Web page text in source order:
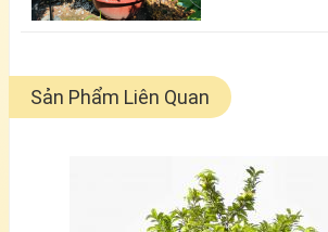
Sản Phẩm Liên Quan